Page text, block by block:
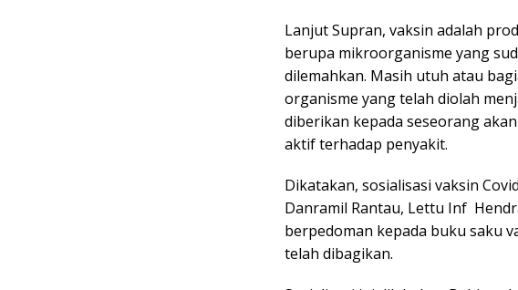
Lanjut Supran, vaksin adalah
berupa mikroorganisme yang
dilemahkan. Masih utuh atau
organisme yang telah diolah
diberikan kepada seseorang
aktif terhadap penyakit.
Dikatakan, sosialisasi vaksin
Danramil Rantau, Lettu Inf
berpedoman kepada buku saku
telah dibagikan.